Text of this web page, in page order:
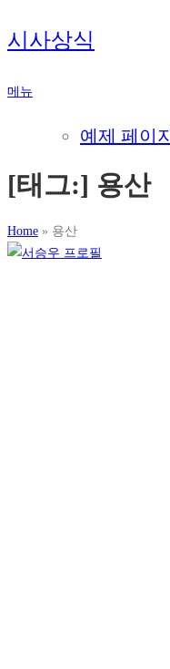
내
용
로
시사상식
메뉴
예제 페이지
[태그:] 용산
Home » 용산